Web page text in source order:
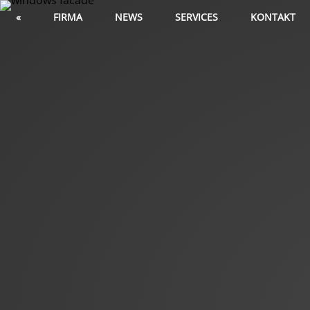
« FIRMA NEWS SERVICES KONTAKT